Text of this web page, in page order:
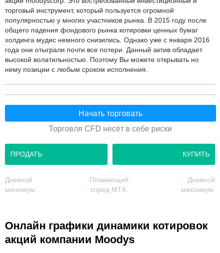
торговый инструмент, который пользуется огромной
популярностью у многих участников рынка. В 2015 году после
общего падения фондового рынка котировки ценных бумаг
холдинга мудис немного снизились. Однако уже с января 2016
года они отыграли почти все потери. Данный актив обладает
высокой волатильностью. Поэтому Вы можете открывать но
нему позиции с любым сроком исполнения.
Начать торговать
Торговля CFD несёт в себе риски
ПРОДАТЬ КУПИТЬ
Дневной
минимум:
Плавающий
спред MT4:
Дневной
максимум:
Онлайн графики динамики котировок
акций компании Moodys